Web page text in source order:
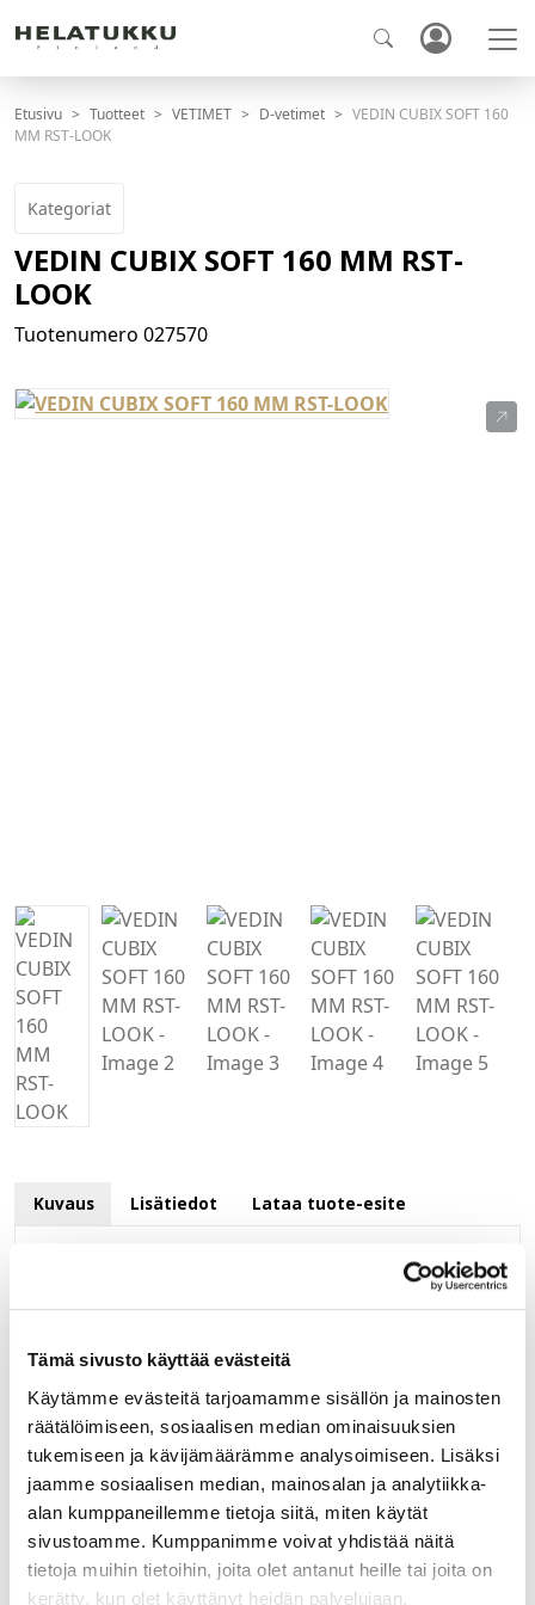
Tämä sivusto käyttää evästeitä
Käytämme evästeitä tarjoamamme sisällön ja mainosten
räätälöimiseen, sosiaalisen median ominaisuuksien
tukemiseen ja kävijämäärämme analysoimiseen. Lisäksi
jaamme sosiaalisen median, mainosalan ja analytiikka-
alan kumppaneillemme tietoja siitä, miten käytät
sivustoamme. Kumppanimme voivat yhdistää näitä
tietoja muihin tietoihin, joita olet antanut heille tai joita on
kerätty, kun olet käyttänyt heidän palvelujaan.
Etusivu Tuotteet VETIMET D-vetimet
VEDIN CUBIX SOFT 160
MM RST-LOOK
Kategoriat
VEDIN CUBIX SOFT 160 MM RST-
LOOK
Tuotenumero 027570
Kuvaus Lisätiedot Lataa tuote-esite
muoto.
Kiinnitysreikien etäisyys 160 mm.
Selkeälinjaisen
vetimen leveys on 167 mm, korkeus 9 mm ja
syvyys 28 mm.
Materiaali pinnoitettu samakki. Väri RST-Look